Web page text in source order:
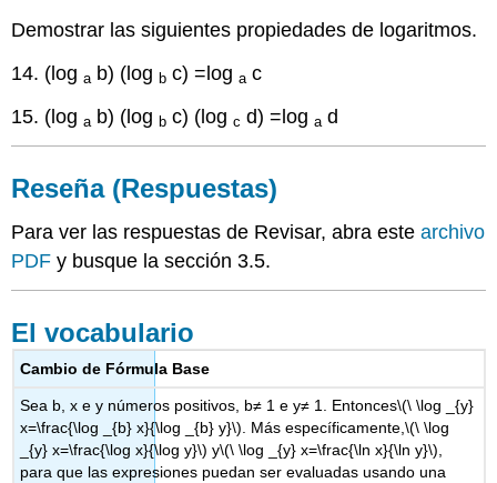
Demostrar las siguientes propiedades de logaritmos.
14. (log a b) (logb c) =log a c
15. (log a b) (logb c) (logc d) =log a d
Reseña (Respuestas)
Para ver las respuestas de Revisar, abra estearchivo
PDF y busque la sección 3.5.
El vocabulario
Cambio de Fórmula Base
Sea b, x e y números positivos, b≠ 1 e y≠ 1. Entonces\(\ \log _{y}
x=\frac{\log _{b} x}{\log _{b} y}\). Más específicamente,\(\ \log
_{y} x=\frac{\log x}{\log y}\) y\(\ \log _{y} x=\frac{\ln x}{\ln y}\),
para que las expresiones puedan ser evaluadas usando una